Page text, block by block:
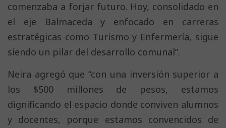
comenzaba a forjar futuro. Hoy, consolidado en
el eje Balmaceda y enfocado en carreras
estratégicas como Turismo y Enfermería, sigue
siendo un pilar del desarrollo comunal”.
Neira agregó que “con una inversión superior a
los $500 millones de pesos, estamos
dignificando el espacio donde conviven alumnos
y docentes, porque estamos convencidos de